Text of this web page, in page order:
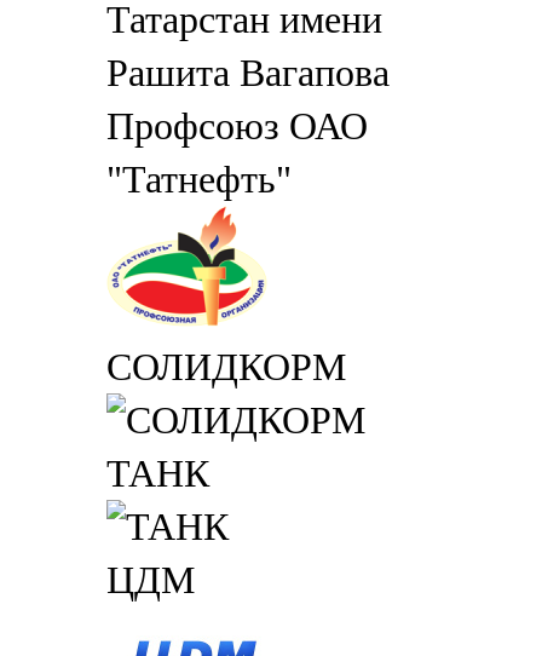
Профсоюз ОАО
"Татнефть"
СОЛИДКОРМ
ТАНК
ЦДМ